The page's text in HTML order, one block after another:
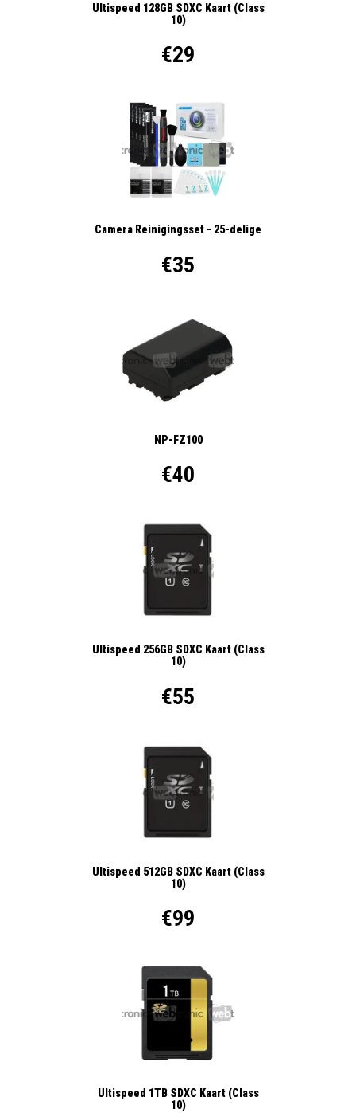
Ultispeed 128GB SDXC Kaart (Class
10)
€29
Camera Reinigingsset - 25-delige
€35
NP-FZ100
€40
Ultispeed 256GB SDXC Kaart (Class
10)
€55
Ultispeed 512GB SDXC Kaart (Class
10)
€99
Ultispeed 1TB SDXC Kaart (Class
10)